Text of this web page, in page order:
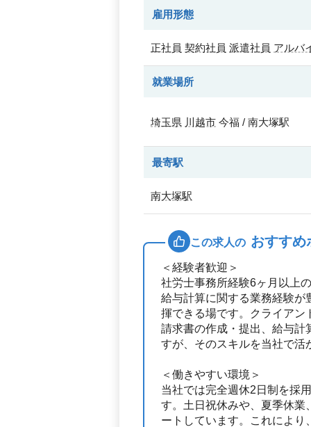
雇用形態
正社員 契約社員 派遣社員 アルバ
就業場所
埼玉県 川越市 今福 / 南大塚駅
最寄駅
南大塚駅
この求人の おすすめ
＜経験者歓迎＞
社労士事務所経験6ヶ月以上
給与計算に関する業務経験が
揮できる場です。クライアン
請求書の作成・提出、給与計
すが、そのスキルを当社で活
＜働きやすい環境＞
当社では完全週休2日制を採
す。土日祝休みや、夏季休業
ートしています。これによ